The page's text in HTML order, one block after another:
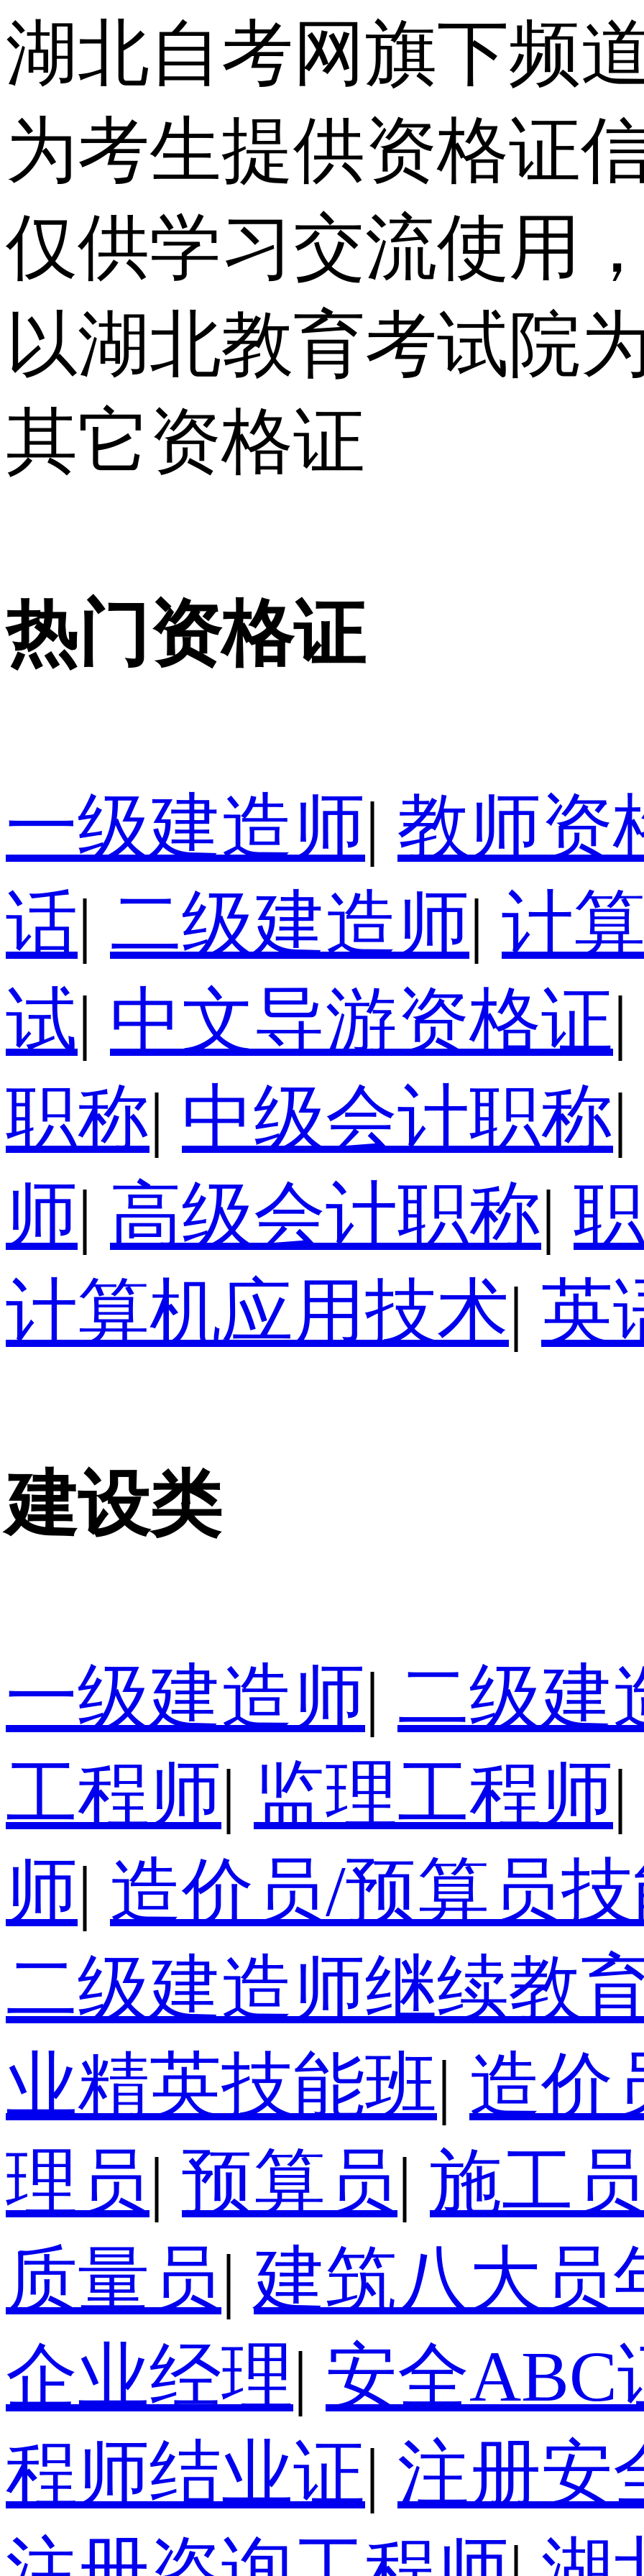
湖北自考网旗下频
为考生提供资格证
仅供学习交流使用
以湖北教育考试院
其它资格证
热门资格证
一级建造师| 教师资
话| 二级建造师| 计
试| 中文导游资格证|
职称| 中级会计职称|
师| 高级会计职称|
计算机应用技术| 英
建设类
一级建造师| 二级建
工程师| 监理工程师|
师| 造价员/预算员
二级建造师继续教
业精英技能班| 造价
理员| 预算员| 施工
质量员| 建筑八大员
企业经理| 安全ABC
程师结业证| 注册安